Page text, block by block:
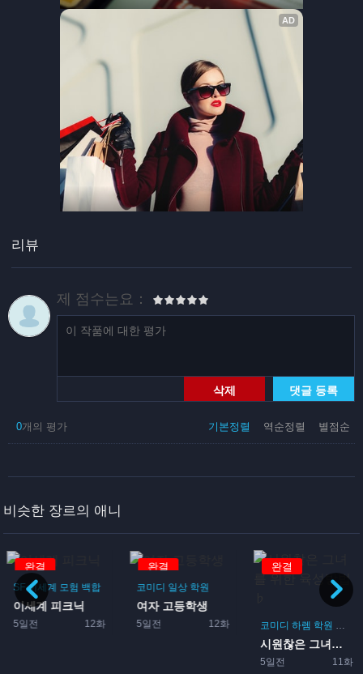
리뷰
제 점수는요：
삭제 댓글 등록
기본정렬 역순정렬 별점순
0개의 평가
비슷한 장르의 애니
완결
SF 이세계 모험 백합
이세계 피크닉
5일전 12화
완결
코미디 일상 학원
여자 고등학생
5일전 12화
완결
코미디 하렘 학원 로맨
시원찮은 그녀를 위한 육성방...
5일전 11화